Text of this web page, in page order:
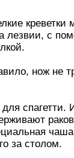
креветки
лезвии, с
нож не
спагетти.
за столом.